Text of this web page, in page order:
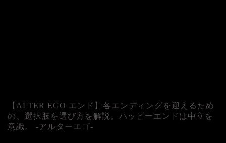
【ALTER EGO エンド】各エンディングを迎えるため
の、選択肢を選び方を解説。ハッピーエンドは中立を
意識。 -アルターエゴ-